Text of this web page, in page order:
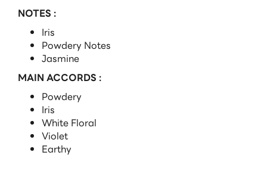
NOTES :
Iris
Powdery Notes
Jasmine
MAIN ACCORDS :
Powdery
Iris
White Floral
Violet
Earthy